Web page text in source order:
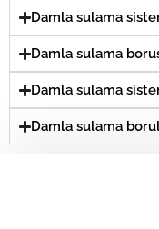
Damla sulama
Damla sulama
Damla sulama
Damla sulama